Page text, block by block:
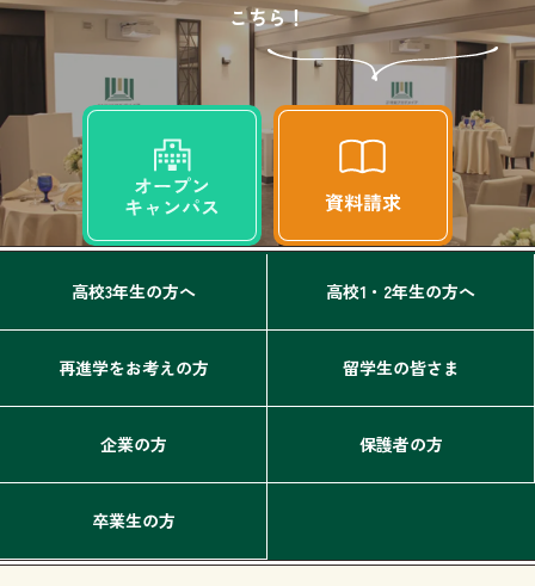
こちら！
高校3年生の方へ 高校1・2年生の方へ
再進学をお考えの方 留学生の皆さま
企業の方 保護者の方
卒業生の方